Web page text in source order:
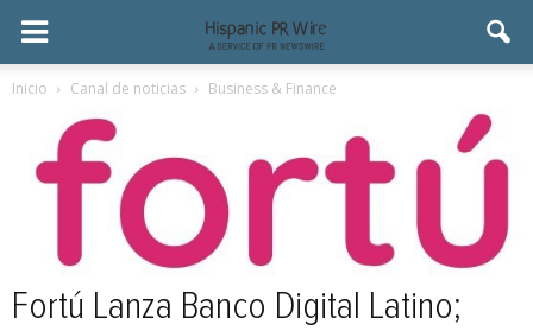
Inicio Canal de noticias Business & Finance
Fortú Lanza Banco Digital Latino;